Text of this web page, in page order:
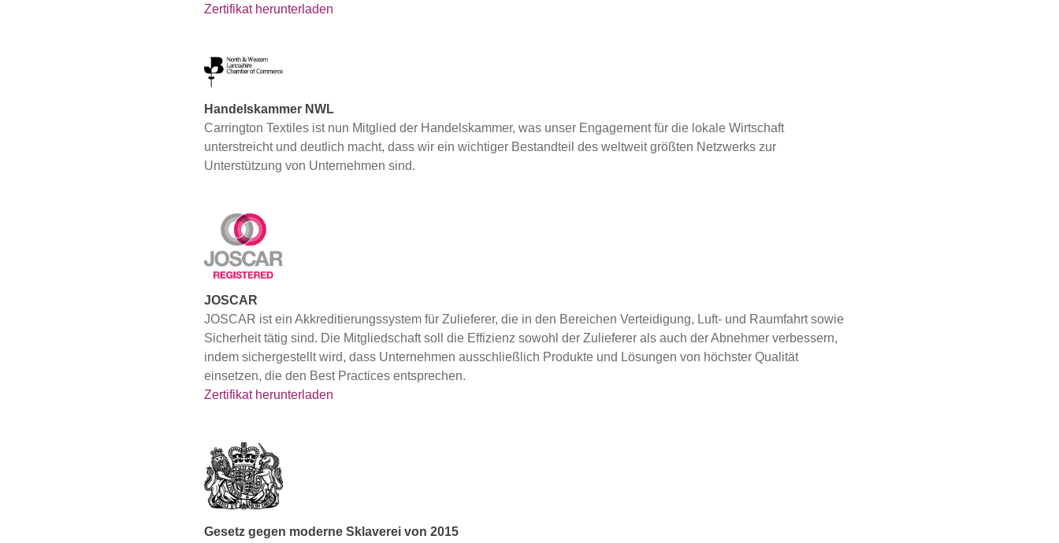
Zertifikat herunterladen
Handelskammer NWL
Carrington Textiles ist nun Mitglied der Handelskammer, was unser Engagement für die lokale Wirtschaft
unterstreicht und deutlich macht, dass wir ein wichtiger Bestandteil des weltweit größten Netzwerks zur
Unterstützung von Unternehmen sind.
JOSCAR
JOSCAR ist ein Akkreditierungssystem für Zulieferer, die in den Bereichen Verteidigung, Luft- und Raumfahrt sowie
Sicherheit tätig sind. Die Mitgliedschaft soll die Effizienz sowohl der Zulieferer als auch der Abnehmer verbessern,
indem sichergestellt wird, dass Unternehmen ausschließlich Produkte und Lösungen von höchster Qualität
einsetzen, die den Best Practices entsprechen.
Zertifikat herunterladen
Gesetz gegen moderne Sklaverei von 2015